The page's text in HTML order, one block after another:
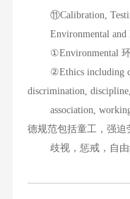
⑪Calibration,
Environmental and
①Environmental
②Ethics including
discrimination,
association, working
德规范包括童工，强迫
歧视，惩戒，自由